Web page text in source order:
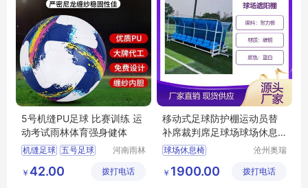
5号机缝PU足球 比赛训练 运
动考试雨林体育强身健体
机缝足球 五号足球
河南雨林
有限公司
￥ 42.00 拨打电话
移动式足球防护棚运动员替
补席裁判席足球场球场休息
椅厂家销售
球场休息椅
运动员替补席
沧州奥瑞
制造有限
￥ 1900.00 拨打电话